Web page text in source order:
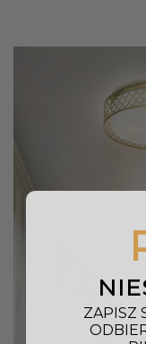
ZAPISZ